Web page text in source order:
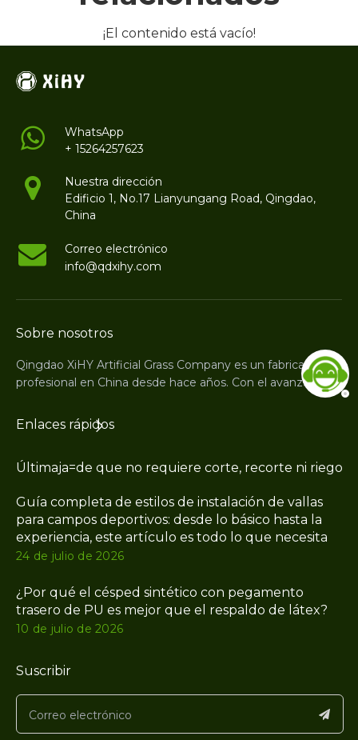
¡El contenido está vacío!
WhatsApp
+ 15264257623
Nuestra dirección
Edificio 1, No.17 Lianyungang Road, Qingdao,
China
Correo electrónico
info@qdxihy.com
Sobre nosotros
Qingdao XiHY Artificial Grass Company es un fabricante
profesional en China desde hace años. Con el avanzado eq
Enlaces rápidos
Últimaja=de que no requiere corte, recorte ni riego.
Guía completa de estilos de instalación de vallas
para campos deportivos: desde lo básico hasta la
experiencia, este artículo es todo lo que necesita
24 de julio de 2026
¿Por qué el césped sintético con pegamento
trasero de PU es mejor que el respaldo de látex?
10 de julio de 2026
Suscribir